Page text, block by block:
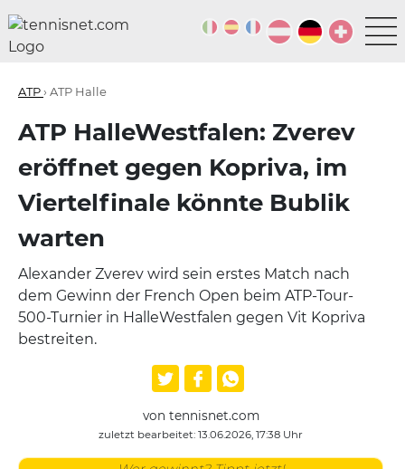
ATP› ATP Halle
ATP HalleWestfalen: Zverev
eröffnet gegen Kopriva, im
Viertelfinale könnte Bublik
warten
Alexander Zverev wird sein erstes Match nach
dem Gewinn der French Open beim ATP-Tour-
500-Turnier in HalleWestfalen gegen Vit Kopriva
bestreiten.
von tennisnet.com
zuletzt bearbeitet: 13.06.2026, 17:38 Uhr